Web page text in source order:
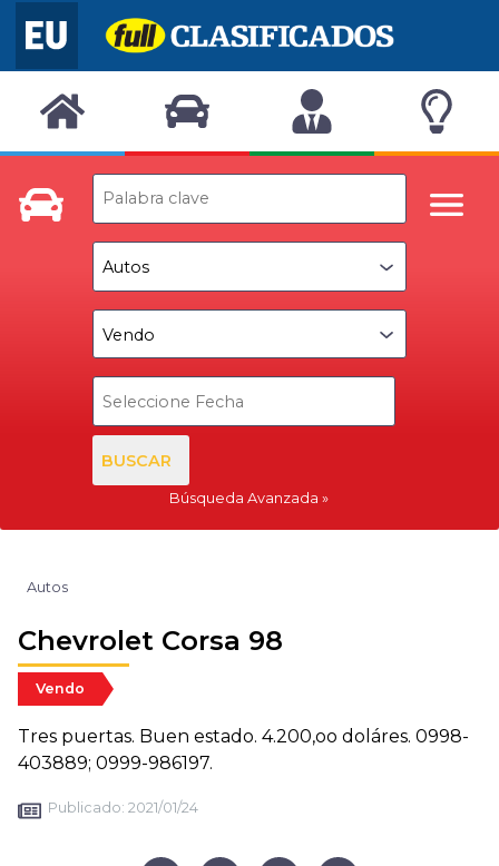
BUSCAR
Búsqueda Avanzada
Autos
Chevrolet Corsa 98
Vendo
Tres puertas. Buen estado. 4.200,oo doláres. 0998-
403889; 0999-986197.
Publicado: 2021/01/24